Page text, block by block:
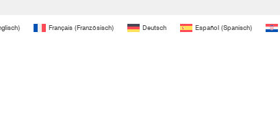
) Français (Französisch) Deutsch Español (Spanisch)